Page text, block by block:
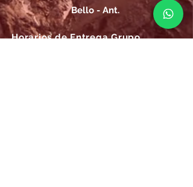
Bello - Ant.
Horarios de Entrega Grupo